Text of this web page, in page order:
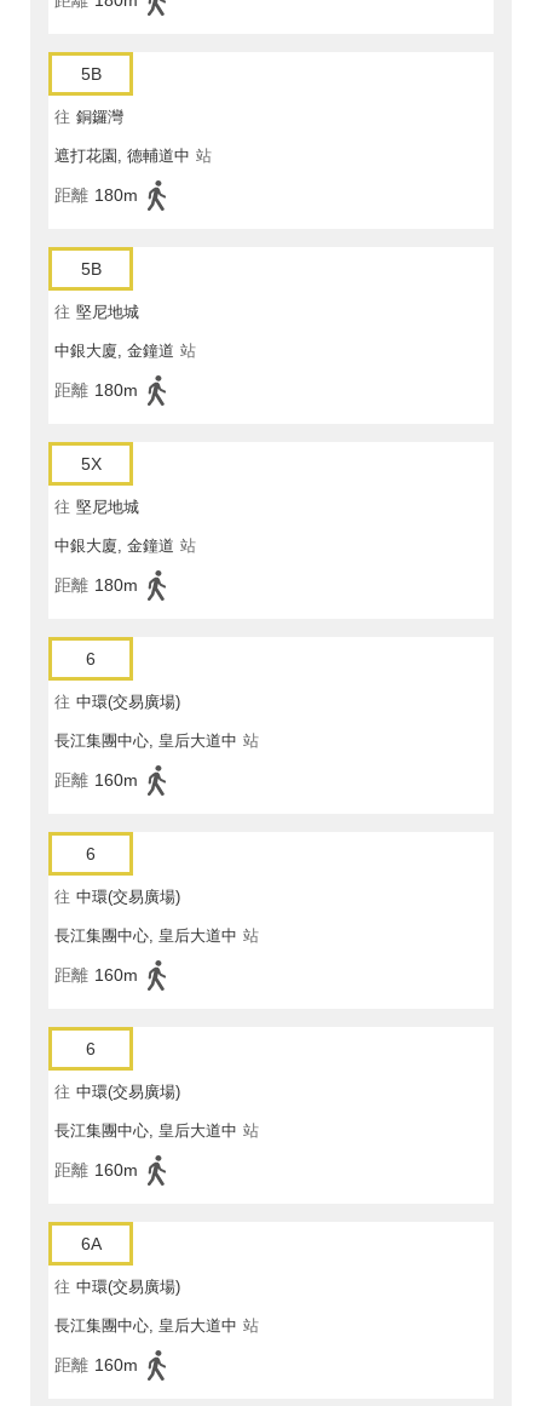
5B
往 銅鑼灣
遮打花園, 德輔道中 站
距離 180m
5B
往 堅尼地城
中銀大廈, 金鐘道 站
距離 180m
5X
往 堅尼地城
中銀大廈, 金鐘道 站
距離 180m
6
往 中環(交易廣場)
長江集團中心, 皇后大道中 站
距離 160m
6
往 中環(交易廣場)
長江集團中心, 皇后大道中 站
距離 160m
6
往 中環(交易廣場)
長江集團中心, 皇后大道中 站
距離 160m
6A
往 中環(交易廣場)
長江集團中心, 皇后大道中 站
距離 160m